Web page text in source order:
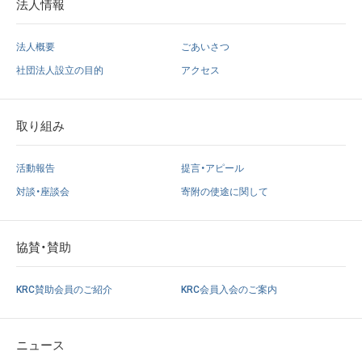
法人情報
法人概要 ごあいさつ
社団法人設立の目的 アクセス
取り組み
活動報告 提言・アピール
対談・座談会 寄附の使途に関して
協賛・賛助
KRC賛助会員のご紹介 KRC会員入会のご案内
ニュース